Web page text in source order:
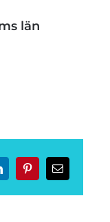
län
Pinterest
E-
post